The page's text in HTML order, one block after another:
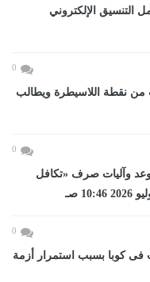
التنسيق الإلكتروني
0
نقطة اللاسيطرة ويطالب
0
جنيه.. موعد وآليات صرف «تكافل
0
فى كوبا بسبب استمرار أزمة